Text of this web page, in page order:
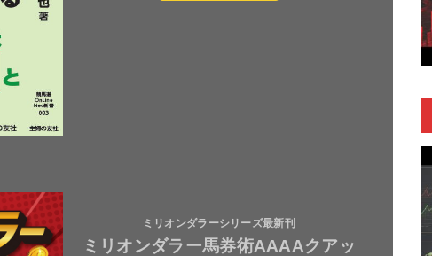
ミリオンダラーシリーズ最新刊
ミリオンダラー馬券術AAAAクアッ